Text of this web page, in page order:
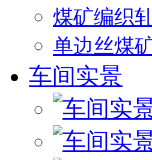
煤矿编织
单边丝煤
车间实景